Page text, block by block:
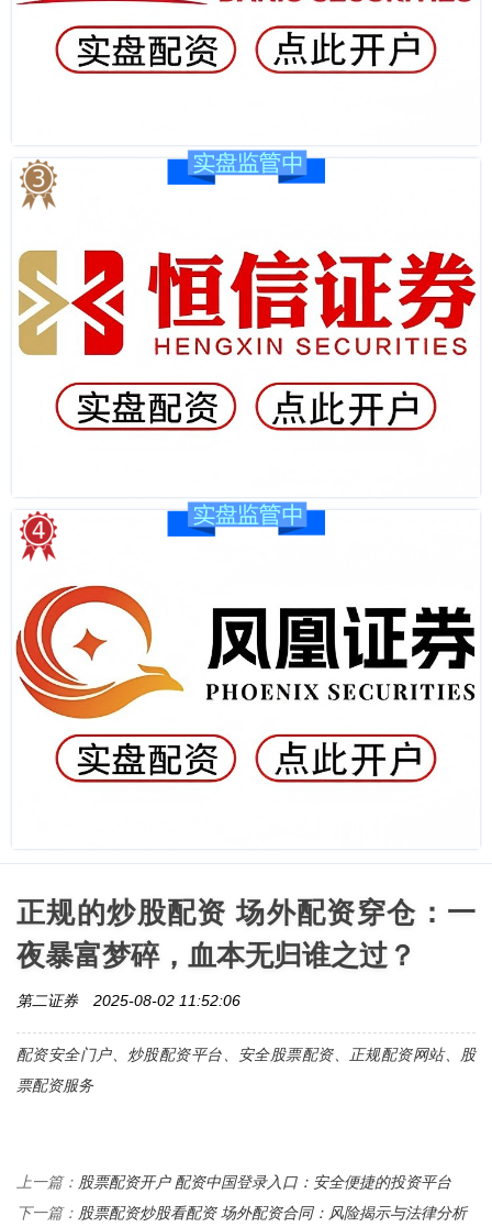
正规的炒股配资 场外配资穿仓：一
夜暴富梦碎，血本无归谁之过？
第二证券 2025-08-02 11:52:06
配资安全门户、炒股配资平台、安全股票配资、正规配资网站、股
票配资服务
上一篇： 股票配资开户 配资中国登录入口：安全便捷的投资平台
下一篇： 股票配资炒股看配资 场外配资合同：风险揭示与法律分析